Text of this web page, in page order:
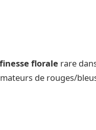
finesse florale rare
de rouges/